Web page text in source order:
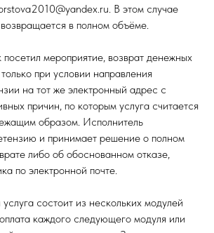
В этом случае
в полном объёме.
мероприятие, возврат денежных
при условии направления
на тот же электронный адрес с
причин, по которым услуга считается
образом. Исполнитель
и принимает решение о полном
либо об обоснованном отказе,
по электронной почте.
состоит из нескольких модулей
каждого следующего модуля или